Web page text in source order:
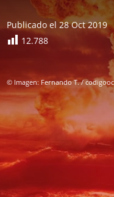
Publicado el 28 Oct 2019
12.788
© Imagen: Fernando T. /